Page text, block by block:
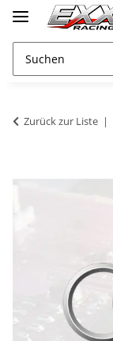
Zurück zur Liste